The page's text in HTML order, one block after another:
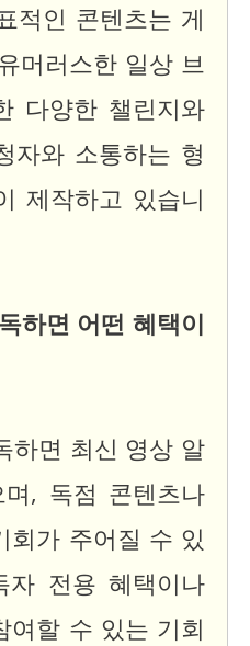
적인 콘텐츠는 게
머러스한 일상 브
다양한 챌린지와
자와 소통하는 형
제작하고 있습니
하면 어떤 혜택이
하면 최신 영상 알
, 독점 콘텐츠나
회가 주어질 수 있
자 전용 혜택이나
여할 수 있는 기회